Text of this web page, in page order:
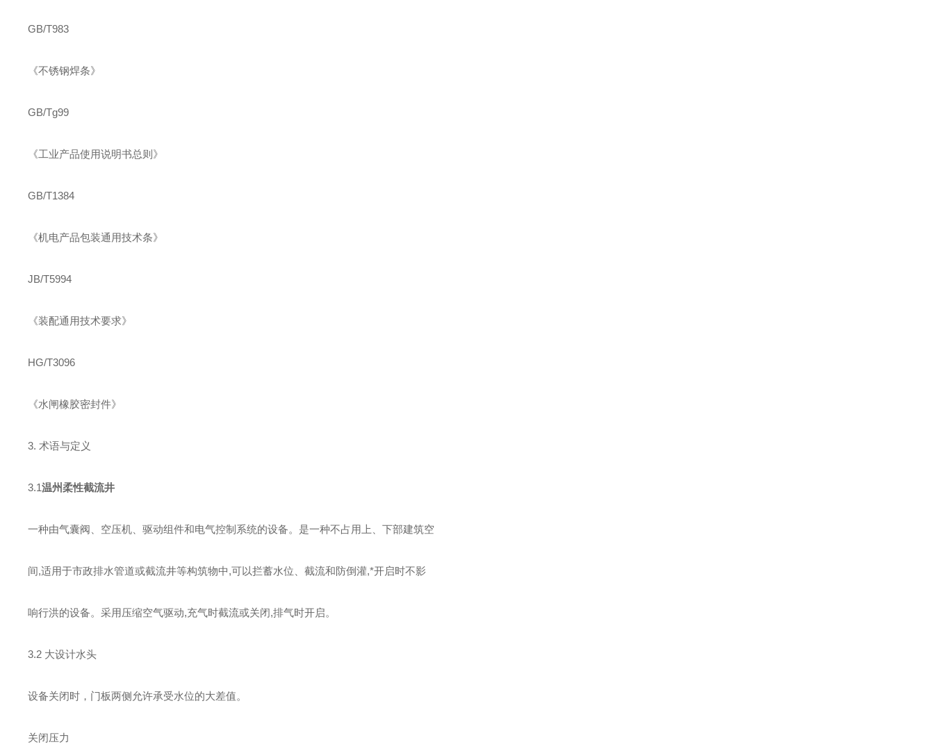
GB/T983
《不锈钢焊条》
GB/Tg99
《工业产品使用说明书总则》
GB/T1384
《机电产品包装通用技术条》
JB/T5994
《装配通用技术要求》
HG/T3096
《水闸橡胶密封件》
3. 术语与定义
3.1温州柔性截流井
一种由气囊阀、空压机、驱动组件和电气控制系统的设备。是一种不占用上、下部建筑空
间,适用于市政排水管道或截流井等构筑物中,可以拦蓄水位、截流和防倒灌,*开启时不影
响行洪的设备。采用压缩空气驱动,充气时截流或关闭,排气时开启。
3.2 大设计水头
设备关闭时，门板两侧允许承受水位的大差值。
关闭压力